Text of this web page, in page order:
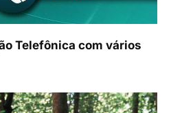
Telefônica com vários